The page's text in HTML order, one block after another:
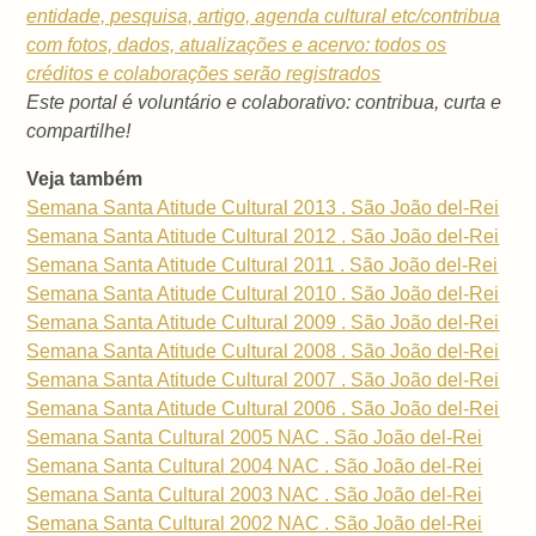
entidade, pesquisa, artigo, agenda cultural etc/contribua
com fotos, dados, atualizações e acervo: todos os
créditos e colaborações serão registrados
Este portal é voluntário e colaborativo: contribua, curta e
compartilhe!
Veja também
Semana Santa Atitude Cultural 2013 . São João del-Rei
Semana Santa Atitude Cultural 2012 . São João del-Rei
Semana Santa Atitude Cultural 2011 . São João del-Rei
Semana Santa Atitude Cultural 2010 . São João del-Rei
Semana Santa Atitude Cultural 2009 . São João del-Rei
Semana Santa Atitude Cultural 2008 . São João del-Rei
Semana Santa Atitude Cultural 2007 . São João del-Rei
Semana Santa Atitude Cultural 2006 . São João del-Rei
Semana Santa Cultural 2005 NAC . São João del-Rei
Semana Santa Cultural 2004 NAC . São João del-Rei
Semana Santa Cultural 2003 NAC . São João del-Rei
Semana Santa Cultural 2002 NAC . São João del-Rei